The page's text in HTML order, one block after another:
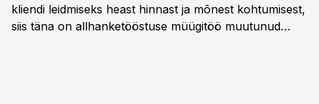
kliendi leidmiseks heast hinnast ja mõnest kohtumisest,
siis täna on allhanketööstuse müügitöö muutunud